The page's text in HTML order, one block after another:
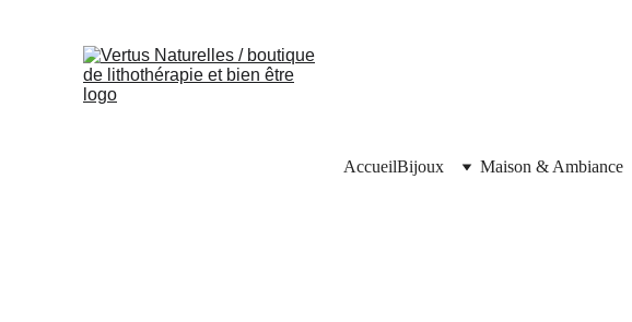
AccueilBijoux Maison & Ambiance